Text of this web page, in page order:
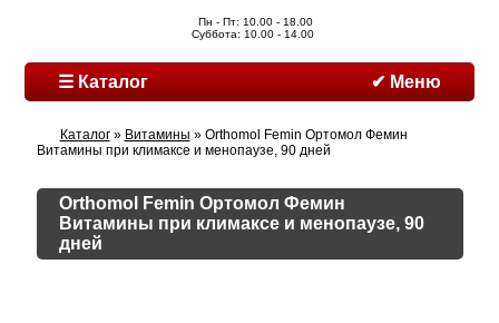
Пн - Пт: 10.00 - 18.00
Суббота: 10.00 - 14.00
☰ Каталог ✔ Меню
Каталог» Витамины » Orthomol Femin Ортомол Фемин
Витамины при климаксе и менопаузе, 90 дней
Orthomol Femin Ортомол Фемин
Витамины при климаксе и менопаузе, 90
дней